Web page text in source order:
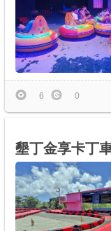
6 0
墾丁金享卡丁